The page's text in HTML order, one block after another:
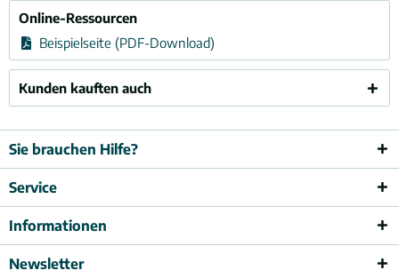
Online-Ressourcen
Beispielseite (PDF-Download)
Kunden kauften auch
Sie brauchen Hilfe?
Service
Informationen
Newsletter